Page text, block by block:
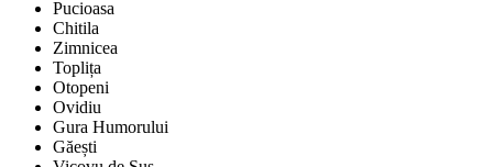
Pucioasa
Chitila
Zimnicea
Toplița
Otopeni
Ovidiu
Gura Humorului
Găești